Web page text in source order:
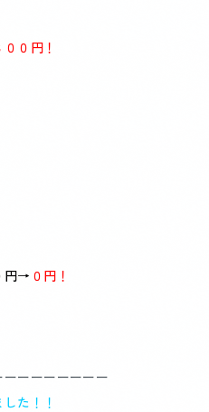
００円！
円→ ０円！
ーーーーーーー
た！！